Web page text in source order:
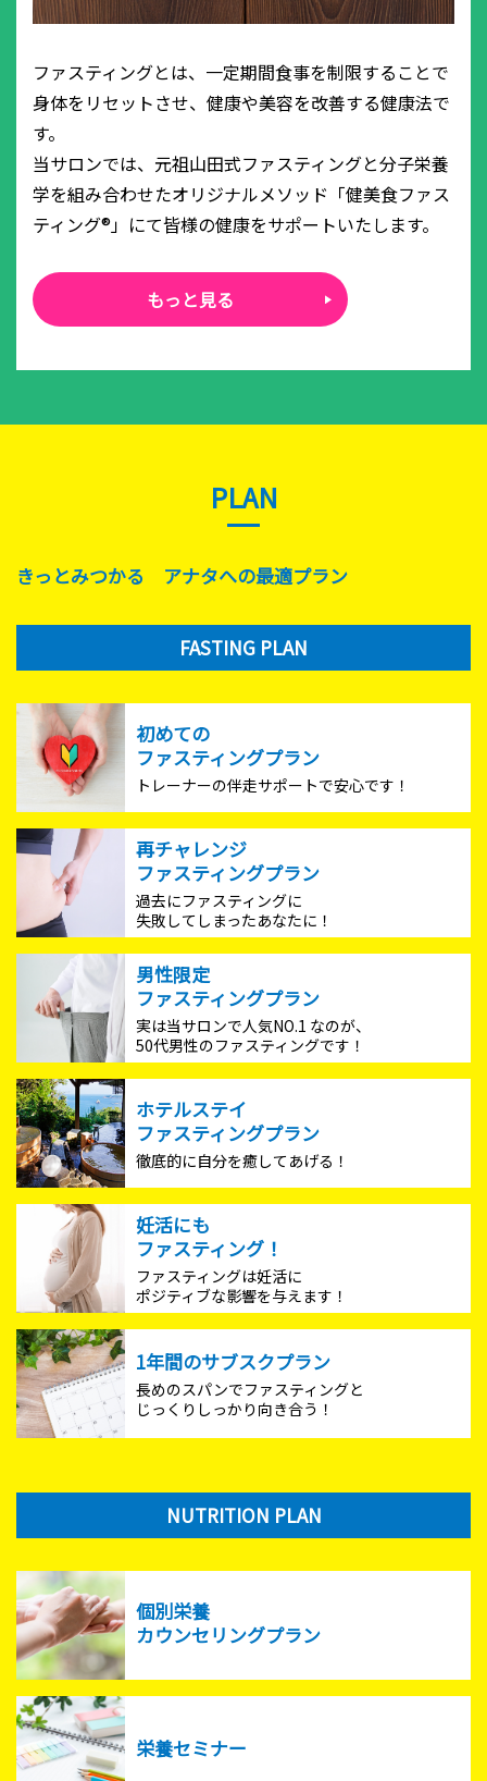
ファスティングとは、一定期間食事を制限することで
身体をリセットさせ、健康や美容を改善する健康法で
す。
当サロンでは、元祖山田式ファスティングと分子栄養
学を組み合わせたオリジナルメソッド「健美食ファス
ティング®」にて皆様の健康をサポートいたします。
もっと見る
PLAN
きっとみつかる アナタへの最適プラン
FASTING PLAN
初めての
ファスティングプラン
トレーナーの伴走サポートで安心です！
再チャレンジ
ファスティングプラン
過去にファスティングに
失敗してしまったあなたに！
男性限定
ファスティングプラン
実は当サロンで人気NO.1 なのが、
50代男性のファスティングです！
ホテルステイ
ファスティングプラン
徹底的に自分を癒してあげる！
妊活にも
ファスティング！
ファスティングは妊活に
ポジティブな影響を与えます！
1年間のサブスクプラン
長めのスパンでファスティングと
じっくりしっかり向き合う！
NUTRITION PLAN
個別栄養
カウンセリングプラン
栄養セミナー